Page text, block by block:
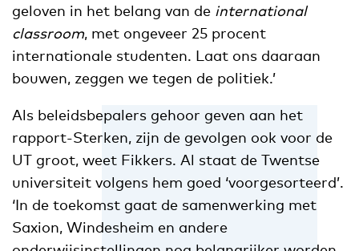
geloven in het belang van de international
classroom, met ongeveer 25 procent
internationale studenten. Laat ons daaraan
bouwen, zeggen we tegen de politiek.’
Als beleidsbepalers gehoor geven aan het
rapport-Sterken, zijn de gevolgen ook voor de
UT groot, weet Fikkers. Al staat de Twentse
universiteit volgens hem goed ‘voorgesorteerd’.
‘In de toekomst gaat de samenwerking met
Saxion, Windesheim en andere